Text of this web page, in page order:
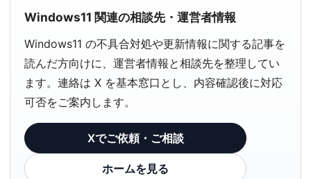
Windows11 関連の相談先・運営者情報
Windows11 の不具合対処や更新情報に関する記事を
読んだ方向けに、運営者情報と相談先を整理してい
ます。連絡は X を基本窓口とし、内容確認後に対応
可否をご案内します。
Xでご依頼・ご相談
ホームを見る